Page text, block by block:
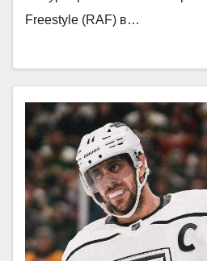
Freestyle (RAF) в…